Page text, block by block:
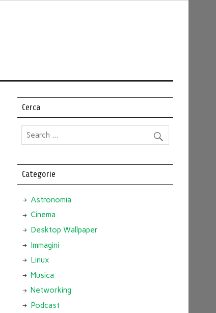
Cerca
Categorie
Astronomia
Cinema
Desktop Wallpaper
Immagini
Linux
Musica
Networking
Podcast